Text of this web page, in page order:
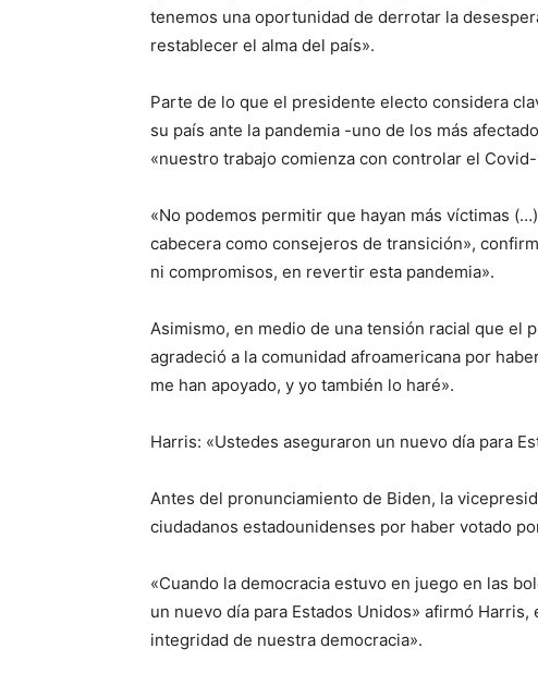
tenemos una oportunidad de derrotar la
restablecer el alma del país».
Parte de lo que el presidente electo considera
su país ante la pandemia -uno de los más
«nuestro trabajo comienza con controlar el Covid-
«No podemos permitir que hayan más víctimas
cabecera como consejeros de transición»,
ni compromisos, en revertir esta pandemia».
Asimismo, en medio de una tensión racial que el
agradeció a la comunidad afroamericana por
me han apoyado, y yo también lo haré».
Harris: «Ustedes aseguraron un nuevo día para
Antes del pronunciamiento de Biden, la
ciudadanos estadounidenses por haber votado
«Cuando la democracia estuvo en juego en las
un nuevo día para Estados Unidos» afirmó
integridad de nuestra democracia».